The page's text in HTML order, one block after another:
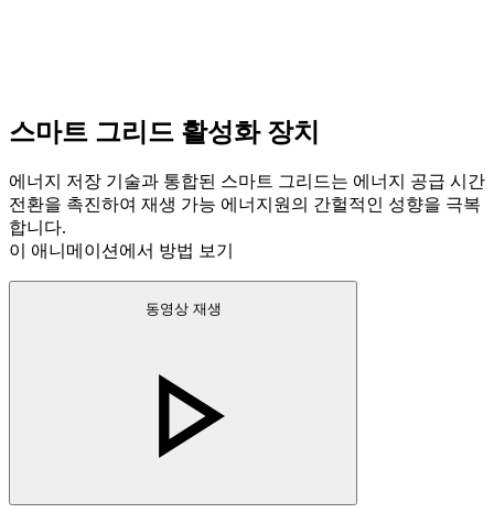
스마트 그리드 활성화 장치
에너지 저장 기술과 통합된 스마트 그리드는 에너지 공급 시간
전환을 촉진하여 재생 가능 에너지원의 간헐적인 성향을 극복
합니다.
이 애니메이션에서 방법 보기
동영상 재생